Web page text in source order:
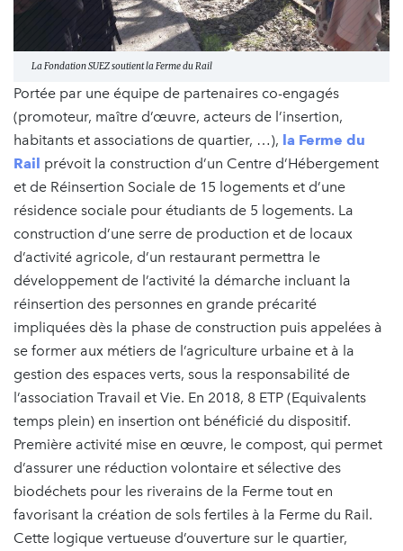
La Fondation SUEZ soutient la Ferme du Rail
Portée par une équipe de partenaires co-engagés
(promoteur, maître d’œuvre, acteurs de l’insertion,
habitants et associations de quartier, …), la Ferme du
Rail prévoit la construction d’un Centre d’Hébergement
et de Réinsertion Sociale de 15 logements et d’une
résidence sociale pour étudiants de 5 logements. La
construction d’une serre de production et de locaux
d’activité agricole, d’un restaurant permettra le
développement de l’activité la démarche incluant la
réinsertion des personnes en grande précarité
impliquées dès la phase de construction puis appelées à
se former aux métiers de l’agriculture urbaine et à la
gestion des espaces verts, sous la responsabilité de
l’association Travail et Vie. En 2018, 8 ETP (Equivalents
temps plein) en insertion ont bénéficié du dispositif.
Première activité mise en œuvre, le compost, qui permet
d’assurer une réduction volontaire et sélective des
biodéchets pour les riverains de la Ferme tout en
favorisant la création de sols fertiles à la Ferme du Rail.
Cette logique vertueuse d’ouverture sur le quartier,